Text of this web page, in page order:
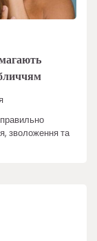
зволоження та